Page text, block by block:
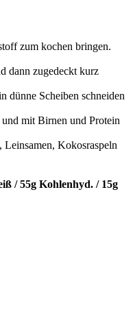
zum kochen bringen.
dann zugedeckt kurz
dünne Scheiben schneiden
mit Birnen und Protein
Leinsamen, Kokosraspeln
/ 55g Kohlenhyd. / 15g